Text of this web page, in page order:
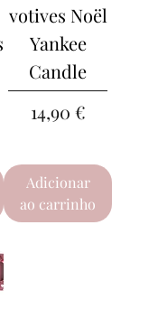
votives Noël
Yankee
Candle
Preço
14,90 €
Adicionar
ao carrinho